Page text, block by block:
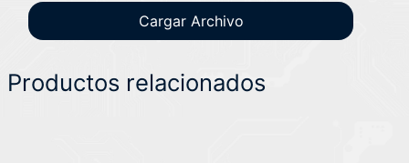
Productos relacionados